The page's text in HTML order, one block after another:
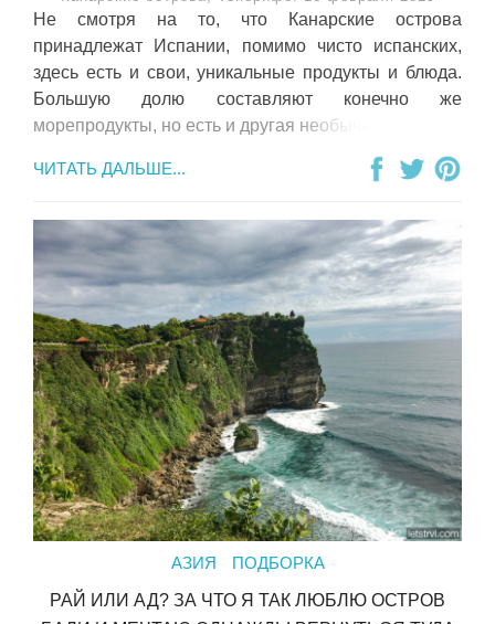
Не смотря на то, что Канарские острова
принадлежат Испании, помимо чисто испанских,
здесь есть и свои, уникальные продукты и блюда.
Большую долю составляют конечно же
морепродукты, но есть и другая необычная еда.
ЧИТАТЬ ДАЛЬШЕ...
АЗИЯ
ПОДБОРКА
РАЙ ИЛИ АД? ЗА ЧТО Я ТАК ЛЮБЛЮ ОСТРОВ